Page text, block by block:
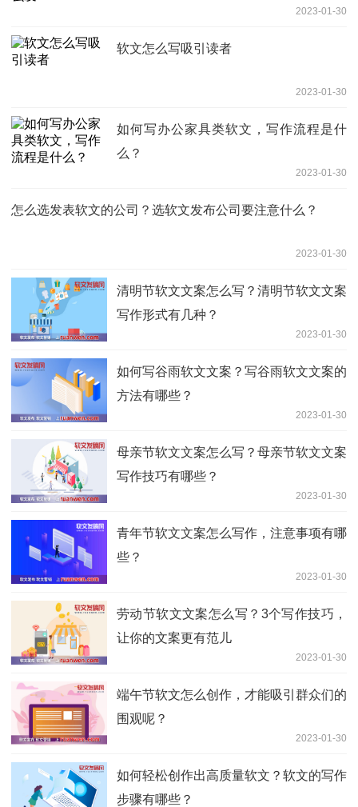
2023-01-30
软文怎么写吸引读者
2023-01-30
如何写办公家具类软文，写作流程是什
么？
2023-01-30
怎么选发表软文的公司？选软文发布公司要注意什么？
2023-01-30
清明节软文文案怎么写？清明节软文文案
写作形式有几种？
2023-01-30
如何写谷雨软文文案？写谷雨软文文案的
方法有哪些？
2023-01-30
母亲节软文文案怎么写？母亲节软文文案
写作技巧有哪些？
2023-01-30
青年节软文文案怎么写作，注意事项有哪
些？
2023-01-30
劳动节软文文案怎么写？3个写作技巧，
让你的文案更有范儿
2023-01-30
端午节软文怎么创作，才能吸引群众们的
围观呢？
2023-01-30
如何轻松创作出高质量软文？软文的写作
步骤有哪些？